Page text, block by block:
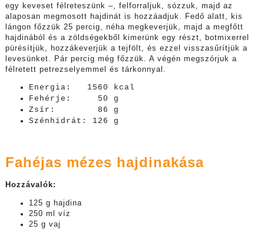
egy keveset félreteszünk –, felforraljuk, sózzuk, majd az
alaposan megmosott hajdinát is hozzáadjuk. Fedő alatt, kis
lángon főzzük 25 percig, néha megkeverjük, majd a megfőtt
hajdinából és a zöldségekből kimerünk egy részt, botmixerrel
pürésítjük, hozzákeverjük a tejfölt, és ezzel visszasűrítjük a
levesünket. Pár percig még főzzük. A végén megszórjuk a
félretett petrezselyemmel és tárkonnyal.
Energia: 1560 kcal
Fehérje: 50 g
Zsír: 86 g
Szénhidrát: 126 g
Fahéjas mézes hajdinakása
Hozzávalók:
125 g hajdina
250 ml víz
25 g vaj